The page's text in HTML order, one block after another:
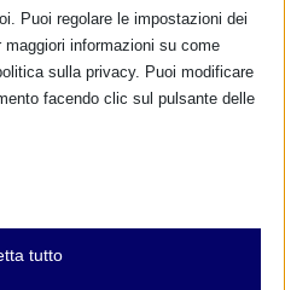
Puoi regolare le impostazioni dei
informazioni su come
sulla privacy. Puoi modificare
facendo clic sul pulsante delle
le funzioni di base e sono
tutto